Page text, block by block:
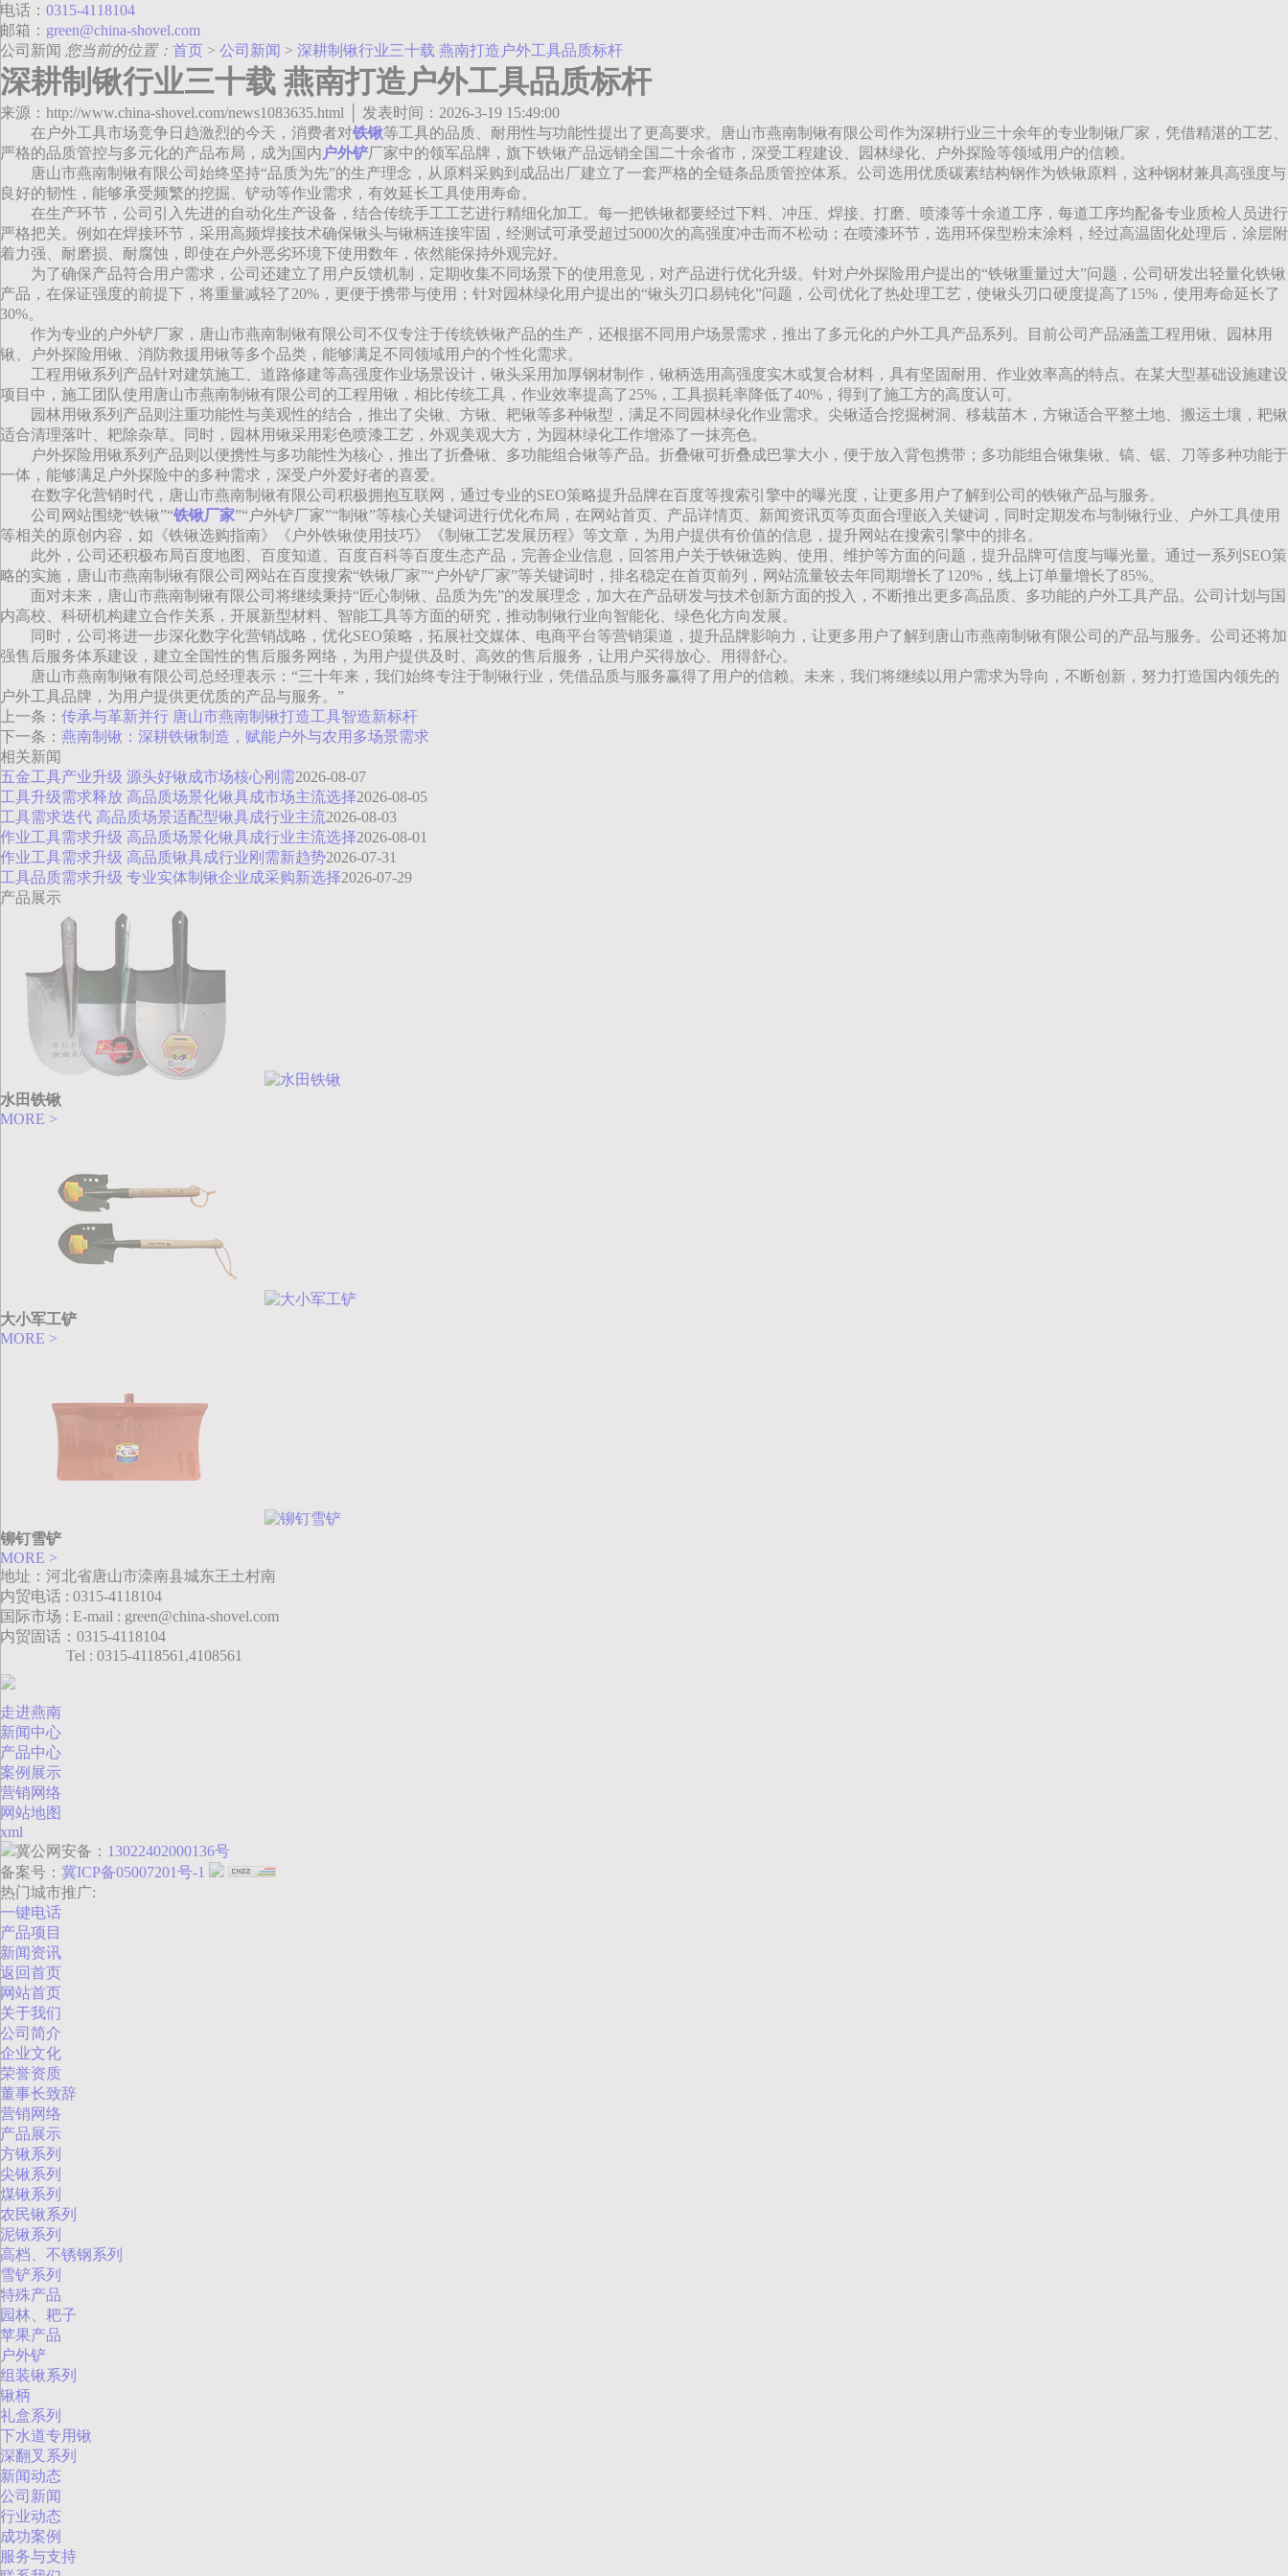
电话： 0315-4118104
邮箱： green@china-shovel.com
公司新闻 您当前的位置： 首页 > 公司新闻 > 深耕制锹行业三十载 燕南打造户外工具品质标杆
深耕制锹行业三十载 燕南打造户外工具品质标杆
来源：http://www.china-shovel.com/news1083635.html │ 发表时间：2026-3-19 15:49:00
在户外工具市场竞争日趋激烈的今天，消费者对铁锹等工具的品质、耐用性与功能性提出了更高要求。唐山市燕南制锹有限公司作为深耕行业三十余年的专业制锹厂家，凭借精湛的工艺、
严格的品质管控与多元化的产品布局，成为国内 户外铲厂家中的领军品牌，旗下铁锹产品远销全国二十余省市，深受工程建设、园林绿化、户外探险等领域用户的信赖。
唐山市燕南制锹有限公司始终坚持“品质为先”的生产理念，从原料采购到成品出厂建立了一套严格的全链条品质管控体系。公司选用优质碳素结构钢作为铁锹原料，这种钢材兼具高强度与
良好的韧性，能够承受频繁的挖掘、铲动等作业需求，有效延长工具使用寿命。
在生产环节，公司引入先进的自动化生产设备，结合传统手工工艺进行精细化加工。每一把铁锹都要经过下料、冲压、焊接、打磨、喷漆等十余道工序，每道工序均配备专业质检人员进行
严格把关。例如在焊接环节，采用高频焊接技术确保锹头与锹柄连接牢固，经测试可承受超过5000次的高强度冲击而不松动；在喷漆环节，选用环保型粉末涂料，经过高温固化处理后，涂层附
着力强、耐磨损、耐腐蚀，即使在户外恶劣环境下使用数年，依然能保持外观完好。
为了确保产品符合用户需求，公司还建立了用户反馈机制，定期收集不同场景下的使用意见，对产品进行优化升级。针对户外探险用户提出的“铁锹重量过大”问题，公司研发出轻量化铁锹
产品，在保证强度的前提下，将重量减轻了20%，更便于携带与使用；针对园林绿化用户提出的“锹头刃口易钝化”问题，公司优化了热处理工艺，使锹头刃口硬度提高了15%，使用寿命延长了
30%。
作为专业的户外铲厂家，唐山市燕南制锹有限公司不仅专注于传统铁锹产品的生产，还根据不同用户场景需求，推出了多元化的户外工具产品系列。目前公司产品涵盖工程用锹、园林用
锹、户外探险用锹、消防救援用锹等多个品类，能够满足不同领域用户的个性化需求。
工程用锹系列产品针对建筑施工、道路修建等高强度作业场景设计，锹头采用加厚钢材制作，锹柄选用高强度实木或复合材料，具有坚固耐用、作业效率高的特点。在某大型基础设施建设
项目中，施工团队使用唐山市燕南制锹有限公司的工程用锹，相比传统工具，作业效率提高了25%，工具损耗率降低了40%，得到了施工方的高度认可。
园林用锹系列产品则注重功能性与美观性的结合，推出了尖锹、方锹、耙锹等多种锹型，满足不同园林绿化作业需求。尖锹适合挖掘树洞、移栽苗木，方锹适合平整土地、搬运土壤，耙锹
适合清理落叶、耙除杂草。同时，园林用锹采用彩色喷漆工艺，外观美观大方，为园林绿化工作增添了一抹亮色。
户外探险用锹系列产品则以便携性与多功能性为核心，推出了折叠锹、多功能组合锹等产品。折叠锹可折叠成巴掌大小，便于放入背包携带；多功能组合锹集锹、镐、锯、刀等多种功能于
一体，能够满足户外探险中的多种需求，深受户外爱好者的喜爱。
在数字化营销时代，唐山市燕南制锹有限公司积极拥抱互联网，通过专业的SEO策略提升品牌在百度等搜索引擎中的曝光度，让更多用户了解到公司的铁锹产品与服务。
公司网站围绕“铁锹”“铁锹厂家”“户外铲厂家”“制锹”等核心关键词进行优化布局，在网站首页、产品详情页、新闻资讯页等页面合理嵌入关键词，同时定期发布与制锹行业、户外工具使用
等相关的原创内容，如《铁锹选购指南》《户外铁锹使用技巧》《制锹工艺发展历程》等文章，为用户提供有价值的信息，提升网站在搜索引擎中的排名。
此外，公司还积极布局百度地图、百度知道、百度百科等百度生态产品，完善企业信息，回答用户关于铁锹选购、使用、维护等方面的问题，提升品牌可信度与曝光量。通过一系列SEO策
略的实施，唐山市燕南制锹有限公司网站在百度搜索“铁锹厂家”“户外铲厂家”等关键词时，排名稳定在首页前列，网站流量较去年同期增长了120%，线上订单量增长了85%。
面对未来，唐山市燕南制锹有限公司将继续秉持“匠心制锹、品质为先”的发展理念，加大在产品研发与技术创新方面的投入，不断推出更多高品质、多功能的户外工具产品。公司计划与国
内高校、科研机构建立合作关系，开展新型材料、智能工具等方面的研究，推动制锹行业向智能化、绿色化方向发展。
同时，公司将进一步深化数字化营销战略，优化SEO策略，拓展社交媒体、电商平台等营销渠道，提升品牌影响力，让更多用户了解到唐山市燕南制锹有限公司的产品与服务。公司还将加
强售后服务体系建设，建立全国性的售后服务网络，为用户提供及时、高效的售后服务，让用户买得放心、用得舒心。
唐山市燕南制锹有限公司总经理表示：“三十年来，我们始终专注于制锹行业，凭借品质与服务赢得了用户的信赖。未来，我们将继续以用户需求为导向，不断创新，努力打造国内领先的
户外工具品牌，为用户提供更优质的产品与服务。”
上一条： 传承与革新并行 唐山市燕南制锹打造工具智造新标杆
下一条： 燕南制锹：深耕铁锹制造，赋能户外与农用多场景需求
相关新闻
五金工具产业升级 源头好锹成市场核心刚需2026-08-07
工具升级需求释放 高品质场景化锹具成市场主流选择2026-08-05
工具需求迭代 高品质场景适配型锹具成行业主流2026-08-03
作业工具需求升级 高品质场景化锹具成行业主流选择2026-08-01
作业工具需求升级 高品质锹具成行业刚需新趋势2026-07-31
工具品质需求升级 专业实体制锹企业成采购新选择2026-07-29
产品展示
水田铁锹
MORE >
大小军工铲
MORE >
铆钉雪铲
MORE >
地址：河北省唐山市滦南县城东王土村南
内贸电话 : 0315-4118104
国际市场 : E-mail : green@china-shovel.com
内贸固话：0315-4118104
Tel : 0315-4118561,4108561
走进燕南
新闻中心
产品中心
案例展示
营销网络
网站地图
xml
冀公网安备： 13022402000136号
备案号： 冀ICP备05007201号-1
热门城市推广:
一键电话
产品项目
新闻资讯
返回首页
网站首页
关于我们
公司简介
企业文化
荣誉资质
董事长致辞
营销网络
产品展示
方锹系列
尖锹系列
煤锹系列
农民锹系列
泥锹系列
高档、不锈钢系列
雪铲系列
特殊产品
园林、耙子
苹果产品
户外铲
组装锹系列
锹柄
礼盒系列
下水道专用锹
深翻叉系列
新闻动态
公司新闻
行业动态
成功案例
服务与支持